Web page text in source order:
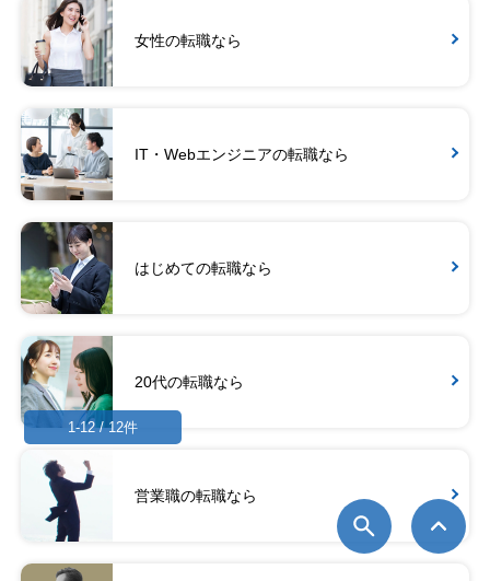
女性の転職なら
IT・Webエンジニアの転職なら
はじめての転職なら
20代の転職なら
営業職の転職なら
1-12 / 12件